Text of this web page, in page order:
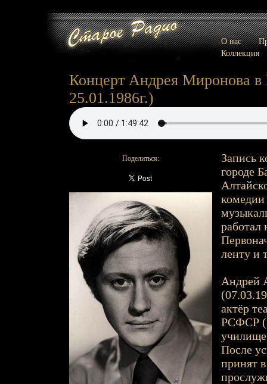
О нас
Коллекция
Концерт Андрея Миронова в
25.01.1986г.)
Поделиться:
Запись
городе
комедии
работал
ленту и
Андрей
актёр
РСФСР
После
принят